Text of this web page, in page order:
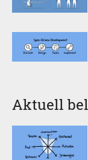
Aktuell